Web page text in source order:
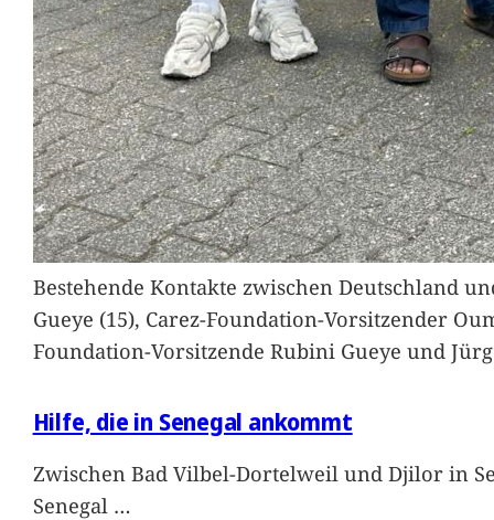
Bestehende Kontakte zwischen Deutschland
Gueye (15), Carez-Foundation-Vorsitzender
Foundation-Vorsitzende Rubini Gueye und
Hilfe, die in Senegal ankommt
Zwischen Bad Vilbel-Dortelweil und Djilor in
Senegal …